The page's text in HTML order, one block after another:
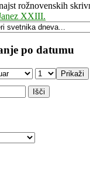
rožnovenskih
XXIII.
po datumu
Prikaži